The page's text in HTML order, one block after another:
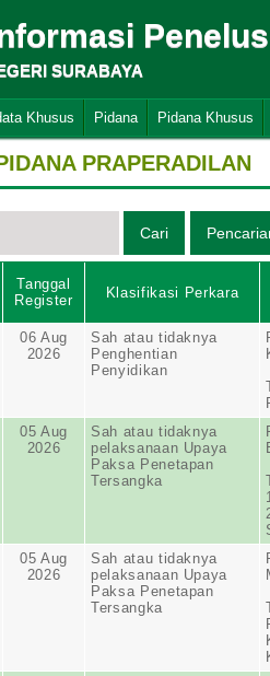
SURABAYA
Khusus Pidana Pidana Khusus
PRAPERADILAN
Tanggal
Register
Klasifikasi Perkara
06 Aug
2026
Sah atau tidaknya
Penghentian
Penyidikan
05 Aug
2026
Sah atau tidaknya
pelaksanaan Upaya
Paksa Penetapan
Tersangka
05 Aug
2026
Sah atau tidaknya
pelaksanaan Upaya
Paksa Penetapan
Tersangka